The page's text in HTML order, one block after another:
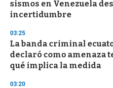
f
3
s
e
c
o
n
d
sismos en Venezuela
incertidumbre
03:25
La banda criminal
declaró como amenaza
qué implica la medida
03:20